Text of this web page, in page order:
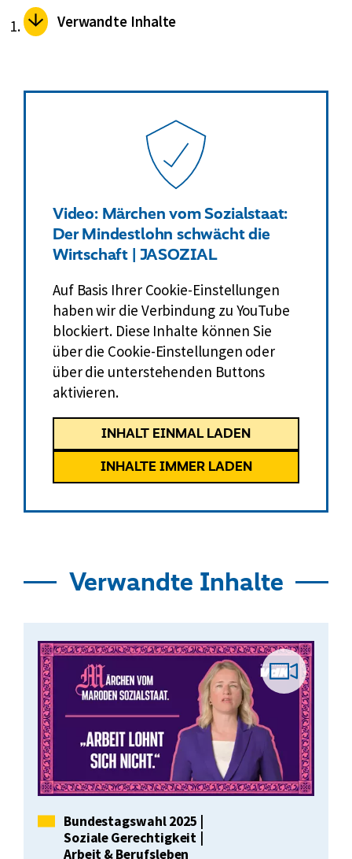
Verwandte Inhalte
Video: Märchen vom Sozialstaat:
Der Mindestlohn schwächt die
Wirtschaft | JASOZIAL
Auf Basis Ihrer Cookie-Einstellungen
haben wir die Verbindung zu YouTube
blockiert. Diese Inhalte können Sie
über die Cookie-Einstellungen oder
über die unterstehenden Buttons
aktivieren.
INHALT EINMAL LADEN
INHALTE IMMER LADEN
Verwandte Inhalte
Kategorie
Bundestagswahl 2025 |
Soziale Gerechtigkeit |
Arbeit & Berufsleben